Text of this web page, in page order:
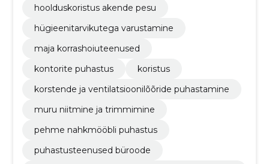
hoolduskoristus akende pesu
hügieenitarvikutega varustamine
maja korrashoiuteenused
kontorite puhastus
koristus
korstende ja ventilatsioonilõõride puhastamine
muru niitmine ja trimmimine
pehme nahkmööbli puhastus
puhastusteenused büroode